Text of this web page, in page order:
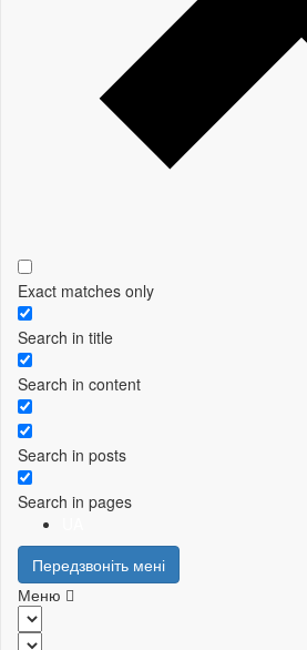
Exact matches only
Search in title
Search in content
Search in posts
Search in pages
Передзвоніть мені
Меню